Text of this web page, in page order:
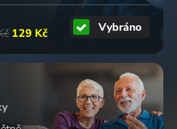
129 Kč Vybráno